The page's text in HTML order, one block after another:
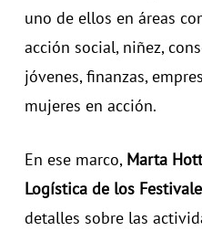
uno de ellos en áreas
acción social, niñez,
jóvenes, finanzas,
mujeres en acción.
En ese marco, Marta
Logística de los
detalles sobre las